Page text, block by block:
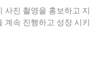
사진 촬영을 홍보하고 지
계속 진행하고 성장 시키